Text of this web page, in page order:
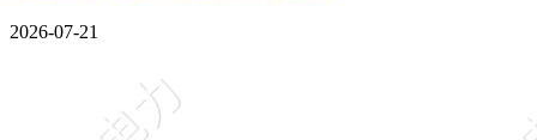
2026-07-21